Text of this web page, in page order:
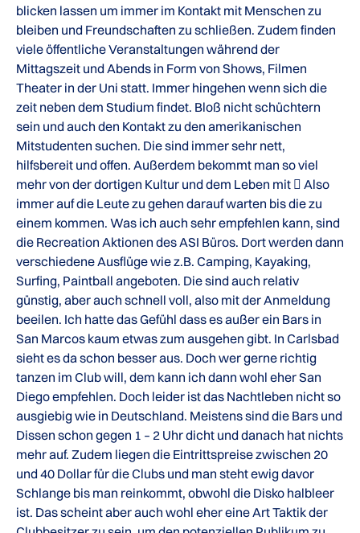
blicken lassen um immer im Kontakt mit Menschen zu
bleiben und Freundschaften zu schließen. Zudem finden
viele öffentliche Veranstaltungen während der
Mittagszeit und Abends in Form von Shows, Filmen
Theater in der Uni statt. Immer hingehen wenn sich die
zeit neben dem Studium findet. Bloß nicht schüchtern
sein und auch den Kontakt zu den amerikanischen
Mitstudenten suchen. Die sind immer sehr nett,
hilfsbereit und offen. Außerdem bekommt man so viel
mehr von der dortigen Kultur und dem Leben mit  Also
immer auf die Leute zu gehen darauf warten bis die zu
einem kommen. Was ich auch sehr empfehlen kann, sind
die Recreation Aktionen des ASI Büros. Dort werden dann
verschiedene Ausflüge wie z.B. Camping, Kayaking,
Surfing, Paintball angeboten. Die sind auch relativ
günstig, aber auch schnell voll, also mit der Anmeldung
beeilen. Ich hatte das Gefühl dass es außer ein Bars in
San Marcos kaum etwas zum ausgehen gibt. In Carlsbad
sieht es da schon besser aus. Doch wer gerne richtig
tanzen im Club will, dem kann ich dann wohl eher San
Diego empfehlen. Doch leider ist das Nachtleben nicht so
ausgiebig wie in Deutschland. Meistens sind die Bars und
Dissen schon gegen 1 – 2 Uhr dicht und danach hat nichts
mehr auf. Zudem liegen die Eintrittspreise zwischen 20
und 40 Dollar für die Clubs und man steht ewig davor
Schlange bis man reinkommt, obwohl die Disko halbleer
ist. Das scheint aber auch wohl eher eine Art Taktik der